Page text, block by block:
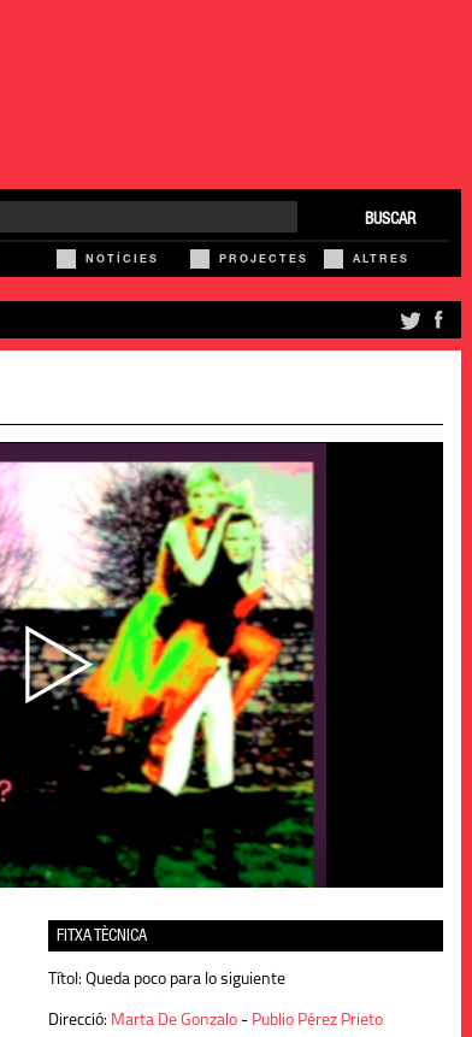
BUSCAR
NOTÍCIES PROJECTES ALTRES
FITXA TÈCNICA
Títol: Queda poco para lo siguiente
Direcció: Marta De Gonzalo- Publio Pérez Prieto